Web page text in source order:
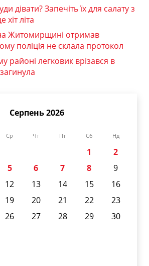
дівати? Запечіть їх для салату з
літа
Житомирщині отримав
поліція не склала протокол
районі легковик врізався в
Серпень 2026
Ср Чт Пт Сб Нд
1
2
5 6 7 8
9
12 13 14 15
16
19 20 21 22
23
26 27 28 29
30